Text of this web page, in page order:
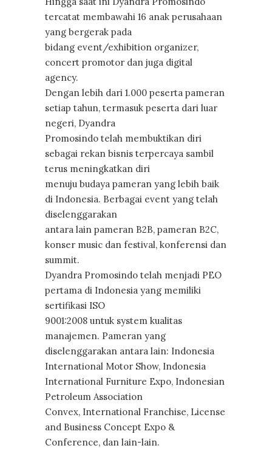
tercatat membawahi 16 anak perusahaan
yang bergerak pada
bidang event/exhibition organizer,
concert promotor dan juga digital
agency.
Dengan lebih dari 1.000 peserta pameran
setiap tahun, termasuk peserta dari luar
negeri, Dyandra
Promosindo telah membuktikan diri
sebagai rekan bisnis terpercaya sambil
terus meningkatkan diri
menuju budaya pameran yang lebih baik
di Indonesia. Berbagai event yang telah
diselenggarakan
antara lain pameran B2B, pameran B2C,
konser music dan festival, konferensi dan
summit.
Dyandra Promosindo telah menjadi PEO
pertama di Indonesia yang memiliki
sertifikasi ISO
9001:2008 untuk system kualitas
manajemen. Pameran yang
diselenggarakan antara lain: Indonesia
International Motor Show, Indonesia
International Furniture Expo, Indonesian
Petroleum Association
Convex, International Franchise, License
and Business Concept Expo &
Conference, dan lain-lain.